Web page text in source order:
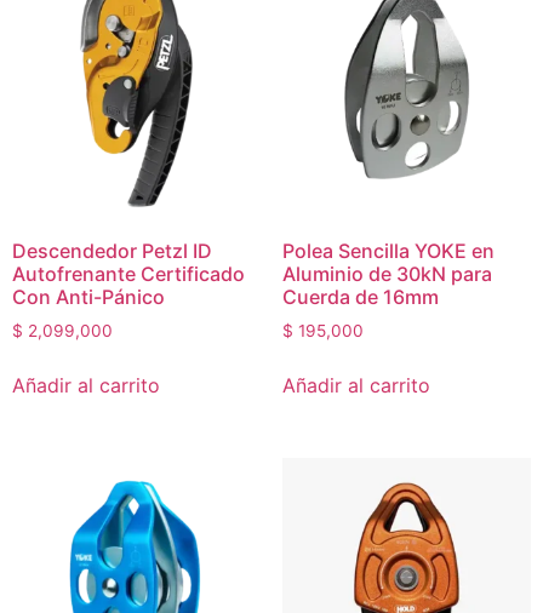
Descendedor Petzl ID
Autofrenante Certificado
Con Anti-Pánico
$ 2,099,000
Añadir al carrito
Polea Sencilla YOKE en
Aluminio de 30kN para
Cuerda de 16mm
$ 195,000
Añadir al carrito